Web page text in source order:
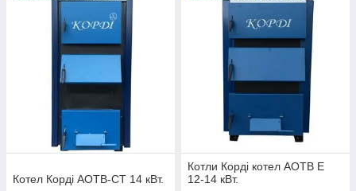
Котел Корді АОТВ-СТ 14 кВт.
Котли Корді котел АОТВ Е
12-14 кВт.